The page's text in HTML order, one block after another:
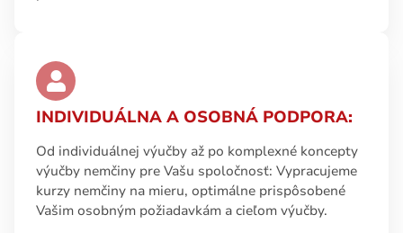
INDIVIDUÁLNA A OSOBNÁ PODPORA:
Od individuálnej výučby až po komplexné koncepty
výučby nemčiny pre Vašu spoločnosť: Vypracujeme
kurzy nemčiny na mieru, optimálne prispôsobené
Vašim osobným požiadavkám a cieľom výučby.